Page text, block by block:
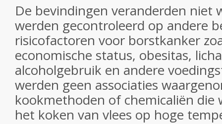
De bevindingen veranderden niet
werden gecontroleerd op andere
risicofactoren voor borstkanker
economische status, obesitas,
alcoholgebruik en andere
werden geen associaties
kookmethoden of chemicaliën die
het koken van vlees op hoge